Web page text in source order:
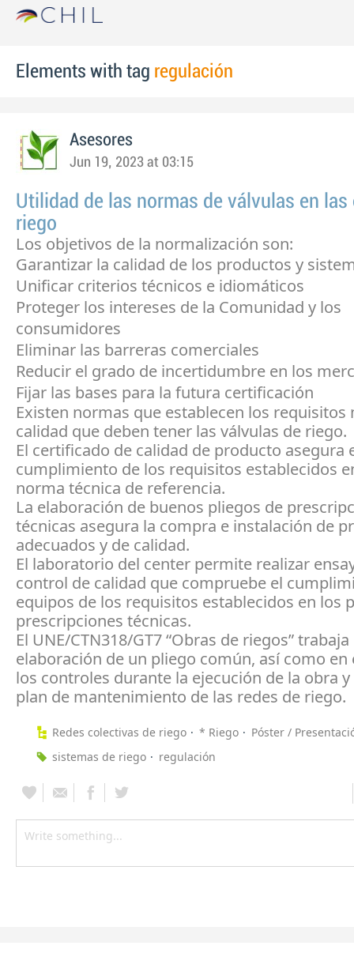
Elements with tag regulación
Asesores
Jun 19, 2023 at 03:15
Utilidad de las normas de válvulas en las
riego
Los objetivos de la normalización son:
Garantizar la calidad de los productos y
Unificar criterios técnicos e idiomáticos
Proteger los intereses de la Comunidad y los
consumidores
Eliminar las barreras comerciales
Reducir el grado de incertidumbre en los
Fijar las bases para la futura certificación
Existen normas que establecen los requisitos
calidad que deben tener las válvulas de riego.
El certificado de calidad de producto asegura
cumplimiento de los requisitos establecidos
norma técnica de referencia.
La elaboración de buenos pliegos de
técnicas asegura la compra e instalación de
adecuados y de calidad.
El laboratorio del center permite realizar
control de calidad que compruebe el
equipos de los requisitos establecidos en los
prescripciones técnicas.
El UNE/CTN318/GT7 “Obras de riegos”
elaboración de un pliego común, así como en
los controles durante la ejecución de la obra
plan de mantenimiento de las redes de riego.
Redes colectivas de riego * Riego
Póster /
sistemas de riego
regulación